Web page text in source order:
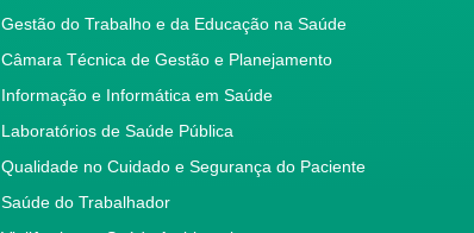
Gestão do Trabalho e da Educação na Saúde
Câmara Técnica de Gestão e Planejamento
Informação e Informática em Saúde
Laboratórios de Saúde Pública
Qualidade no Cuidado e Segurança do Paciente
Saúde do Trabalhador